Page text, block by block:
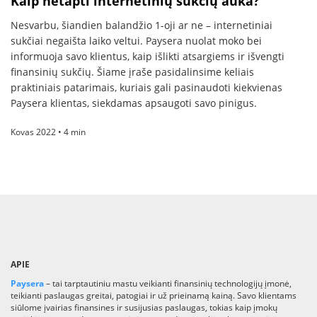
Nesvarbu, šiandien balandžio 1-oji ar ne – internetiniai
sukčiai negaišta laiko veltui. Paysera nuolat moko bei
informuoja savo klientus, kaip išlikti atsargiems ir išvengti
finansinių sukčių. Šiame įraše pasidalinsime keliais
praktiniais patarimais, kuriais gali pasinaudoti kiekvienas
Paysera klientas, siekdamas apsaugoti savo pinigus.
Kovas 2022 • 4 min
APIE
Paysera– tai tarptautiniu mastu veikianti finansinių technologijų įmonė,
teikianti paslaugas greitai, patogiai ir už prieinamą kainą. Savo klientams
siūlome įvairias finansines ir susijusias paslaugas, tokias kaip įmokų